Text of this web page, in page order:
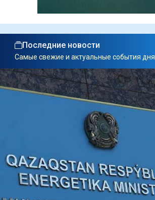
Последние новости
Самые свежие и актуальные события дня